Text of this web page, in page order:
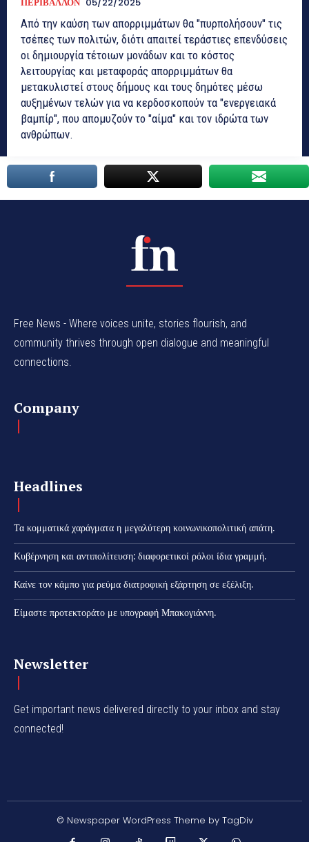
Από την καύση των απορριμμάτων θα "πυρπολήσουν" τις
τσέπες των πολιτών, διότι απαιτεί τεράστιες επενδύσεις
οι δημιουργία τέτοιων μονάδων και το κόστος
λειτουργίας και μεταφοράς απορριμμάτων θα
μετακυλιστεί στους δήμους και τους δημότες μέσω
αυξημένων τελών για να κερδοσκοπούν τα "ενεργειακά
βαμπίρ", που απομυζούν το "αίμα" και τον ιδρώτα των
ανθρώπων.
Free News - Where voices unite, stories flourish, and
community thrives through open dialogue and meaningful
connections.
Company
Headlines
Τα κομματικά χαράγματα η μεγαλύτερη κοινωνικοπολιτική απάτη.
Κυβέρνηση και αντιπολίτευση: διαφορετικοί ρόλοι ίδια γραμμή.
Καίνε τον κάμπο για ρεύμα διατροφική εξάρτηση σε εξέλιξη.
Είμαστε προτεκτοράτο με υπογραφή Μπακογιάννη.
Newsletter
Get important news delivered directly to your inbox and stay
connected!
© Newspaper WordPress Theme by TagDiv